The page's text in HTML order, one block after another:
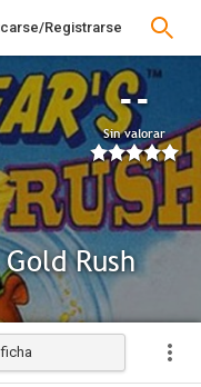
Registrarse
--
Sin valorar
Rush